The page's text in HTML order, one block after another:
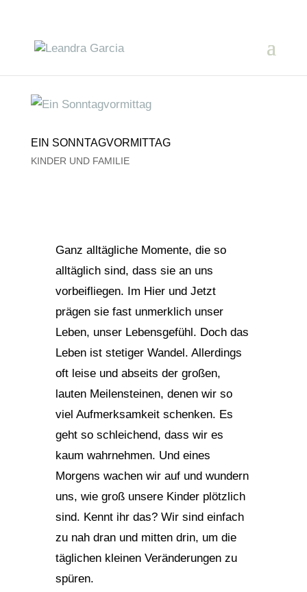
EIN SONNTAGVORMITTAG
KINDER UND FAMILIE
Ganz alltägliche Momente, die so
alltäglich sind, dass sie an uns
vorbeifliegen. Im Hier und Jetzt
prägen sie fast unmerklich unser
Leben, unser Lebensgefühl. Doch das
Leben ist stetiger Wandel. Allerdings
oft leise und abseits der großen,
lauten Meilensteinen, denen wir so
viel Aufmerksamkeit schenken. Es
geht so schleichend, dass wir es
kaum wahrnehmen. Und eines
Morgens wachen wir auf und wundern
uns, wie groß unsere Kinder plötzlich
sind. Kennt ihr das? Wir sind einfach
zu nah dran und mitten drin, um die
täglichen kleinen Veränderungen zu
spüren.